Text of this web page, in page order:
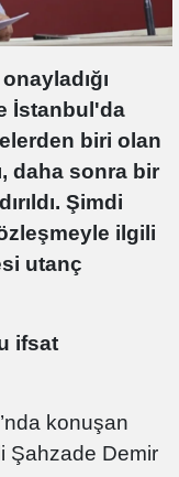
İstanbul'da
biri olan
daha sonra bir
Şimdi
ilgili
utanç
ifsat
konuşan
Şahzade Demir